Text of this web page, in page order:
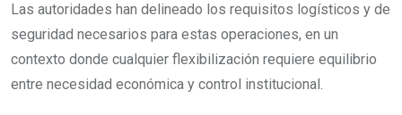
Las autoridades han delineado los requisitos logísticos y de
seguridad necesarios para estas operaciones, en un
contexto donde cualquier flexibilización requiere equilibrio
entre necesidad económica y control institucional.